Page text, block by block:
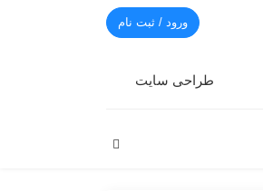
ورود / ثبت نام
طراحی سایت